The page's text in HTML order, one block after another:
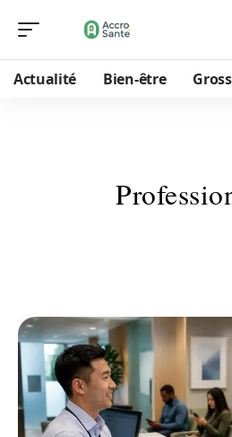
Actualité Bien-être